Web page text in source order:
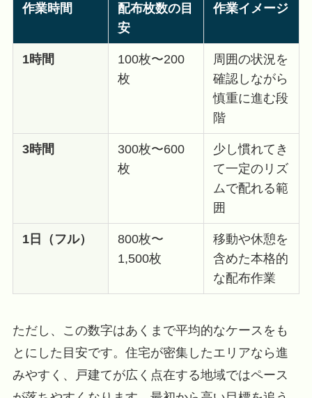
作業時間
配布枚数の目
安
作業イメージ
1時間
100枚〜200
枚
周囲の状況を
確認しながら
慎重に進む段
階
3時間
300枚〜600
枚
少し慣れてき
て一定のリズ
ムで配れる範
囲
1日（フル）
800枚〜
1,500枚
移動や休憩を
含めた本格的
な配布作業
ただし、この数字はあくまで平均的なケースをも
とにした目安です。住宅が密集したエリアなら進
みやすく、戸建てが広く点在する地域ではペース